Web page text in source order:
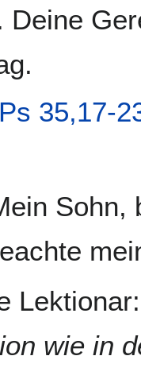
Deine
Ps 35,17-
Sohn,
wie in